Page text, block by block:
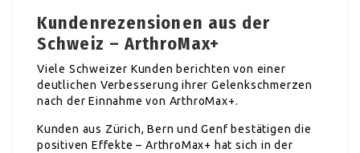
Kundenrezensionen aus der
Schweiz – ArthroMax+
Viele Schweizer Kunden berichten von einer
deutlichen Verbesserung ihrer Gelenkschmerzen
nach der Einnahme von ArthroMax+.
Kunden aus Zürich, Bern und Genf bestätigen die
positiven Effekte – ArthroMax+ hat sich in der